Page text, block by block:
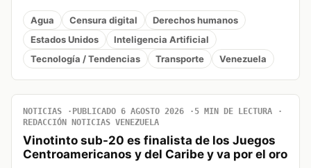
Agua Censura digital
Derechos humanos
Estados Unidos
Inteligencia Artificial
Tecnología / Tendencias
Transporte Venezuela
NOTICIAS PUBLICADO 6 AGOSTO 2026
5 MIN DE LECTURA
REDACCIÓN NOTICIAS VENEZUELA
Vinotinto sub-20 es finalista de los Juegos
Centroamericanos y del Caribe y va por el oro